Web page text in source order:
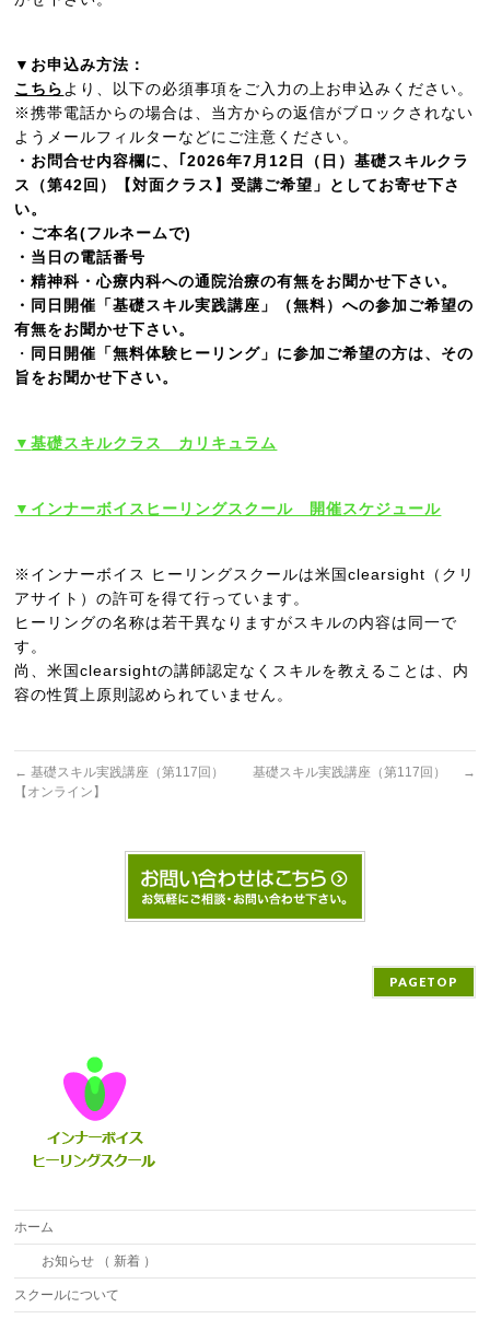
▼お申込み方法：
こちら より、以下の必須事項をご入力の上お申込みください。
※携帯電話からの場合は、当方からの返信がブロックされない
ようメールフィルターなどにご注意ください。
・お問合せ内容欄に、｢2026年7月12日（日）基礎スキルクラ
ス（第42回）【対面クラス】受講ご希望」としてお寄せ下さ
い。
・ご本名(フルネームで)
・当日の電話番号
・精神科・心療内科への通院治療の有無をお聞かせ下さい。
・同日開催「基礎スキル実践講座」（無料）への参加ご希望の
有無をお聞かせ下さい。
・ 同日開催「無料体験ヒーリング」に参加ご希望の方は、その
旨をお聞かせ下さい。
▼基礎スキルクラス カリキュラム
▼インナーボイスヒーリングスクール 開催スケジュール
※インナーボイス ヒーリングスクールは米国clearsight（クリ
アサイト）の許可を得て行っています。
ヒーリングの名称は若干異なりますがスキルの内容は同一で
す。
尚、米国clearsightの講師認定なくスキルを教えることは、内
容の性質上原則認められていません。
← 基礎スキル実践講座（第117回）
【オンライン】
基礎スキル実践講座（第117回） →
PAGETOP
ホーム
お知らせ （ 新着 ）
スクールについて